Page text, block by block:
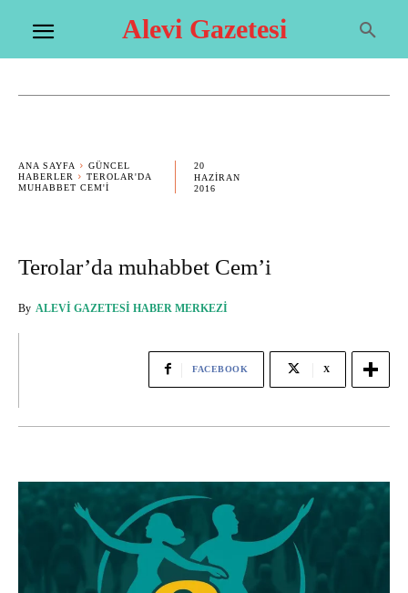
Alevi Gazetesi
ANA SAYFA
GÜNCEL
HABERLER
TEROLAR'DA
MUHABBET CEM'I
20
HAZIRAN
2016
Terolar’da muhabbet Cem’i
By ALEVI GAZETESI HABER MERKEZI
FACEBOOK X